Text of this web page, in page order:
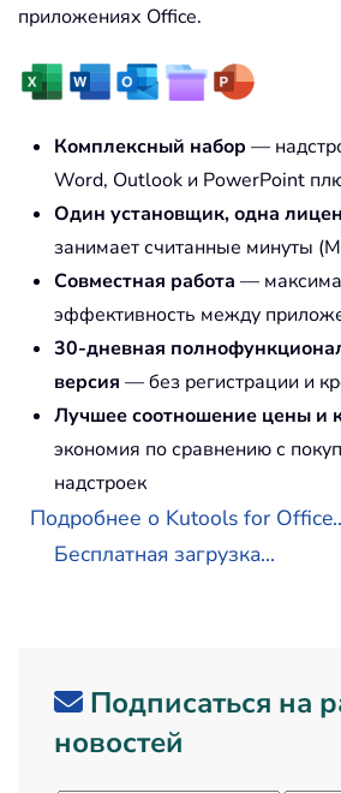
приложениях Office.
Комплексный набор —
Word, Outlook и PowerPoint
Один установщик, одна
занимает считанные минуты
Совместная работа —
эффективность между
30-дневная
версия — без регистрации и
Лучшее соотношение цены и
экономия по сравнению с
надстроек
Подробнее о Kutools for
Бесплатная загрузка...
Подписаться на
новостей